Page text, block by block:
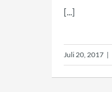
[...]
Juli 20, 2017 |